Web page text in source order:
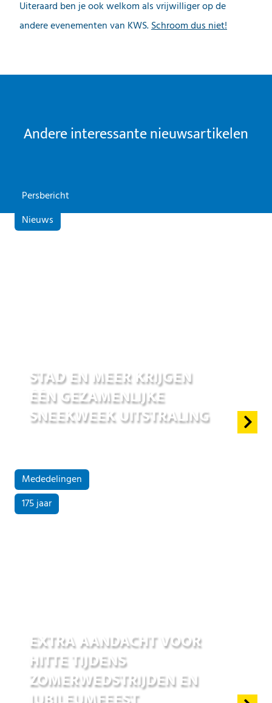
Uiteraard ben je ook welkom als vrijwilliger op de
andere evenementen van KWS.Schroom dus niet!
Andere interessante nieuwsartikelen
Persbericht
Nieuws
STAD EN MEER KRIJGEN
ÉÉN GEZAMENLIJKE
SNEEKWEEK UITSTRALING
Mededelingen
175 jaar
EXTRA AANDACHT VOOR
HITTE TIJDENS
ZOMERWEDSTRIJDEN EN